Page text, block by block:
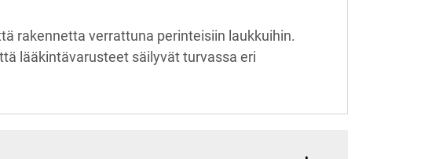
rakennetta verrattuna perinteisiin laukkuihin.
lääkintävarusteet säilyvät turvassa eri